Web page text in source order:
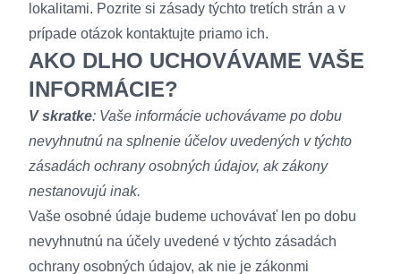
lokalitami. Pozrite si zásady týchto tretích strán a v
prípade otázok kontaktujte priamo ich.
AKO DLHO UCHOVÁVAME VAŠE
INFORMÁCIE?
V skratke: Vaše informácie uchovávame po dobu
nevyhnutnú na splnenie účelov uvedených v týchto
zásadách ochrany osobných údajov, ak zákony
nestanovujú inak.
Vaše osobné údaje budeme uchovávať len po dobu
nevyhnutnú na účely uvedené v týchto zásadách
ochrany osobných údajov, ak nie je zákonmi